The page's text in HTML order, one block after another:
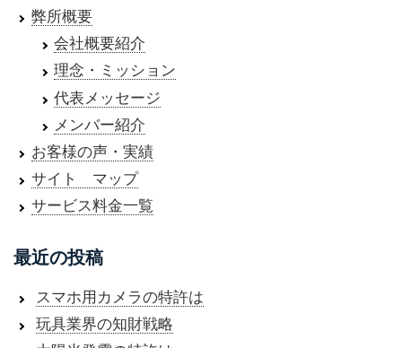
弊所概要
会社概要紹介
理念・ミッション
代表メッセージ
メンバー紹介
お客様の声・実績
サイト マップ
サービス料金一覧
最近の投稿
スマホ用カメラの特許は
玩具業界の知財戦略